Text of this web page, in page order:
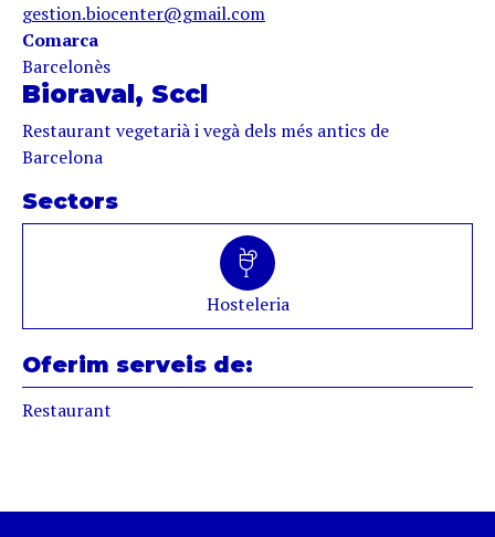
gestion.biocenter@gmail.com
Comarca
Barcelonès
Bioraval, Sccl
Restaurant vegetarià i vegà dels més antics de
Barcelona
Sectors
Hosteleria
Oferim serveis de:
Restaurant